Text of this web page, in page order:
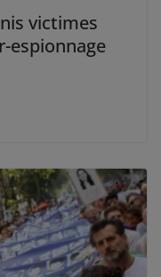
victimes
espionnage